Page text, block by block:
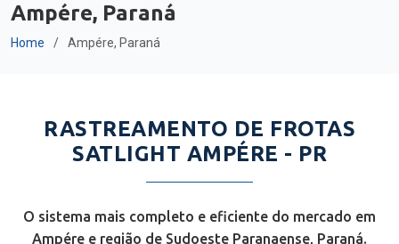
Ampére, Paraná
Home Ampére, Paraná
RASTREAMENTO DE FROTAS
SATLIGHT AMPÉRE - PR
O sistema mais completo e eficiente do mercado em
Ampére e região de Sudoeste Paranaense, Paraná.